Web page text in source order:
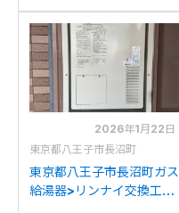
2405AT2-3からリンナイ
RUFH-A2400AT2-3(A)
への交換
2026年1月22日
東京都八王子市長沼町
東京都八王子市長沼町ガス
給湯器>リンナイ交換工事